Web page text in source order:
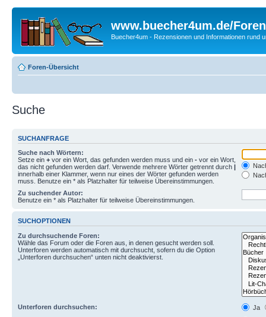
www.buecher4um.de/Foren
Buecher4um - Rezensionen und Informationen rund
Foren-Übersicht
Suche
SUCHANFRAGE
Suche nach Wörtern:
Setze ein + vor ein Wort, das gefunden werden muss und ein - vor ein Wort,
das nicht gefunden werden darf. Verwende mehrere Wörter getrennt durch |
innerhalb einer Klammer, wenn nur eines der Wörter gefunden werden
muss. Benutze ein * als Platzhalter für teilweise Übereinstimmungen.
Zu suchender Autor:
Benutze ein * als Platzhalter für teilweise Übereinstimmungen.
SUCHOPTIONEN
Zu durchsuchende Foren:
Wähle das Forum oder die Foren aus, in denen gesucht werden soll.
Unterforen werden automatisch mit durchsucht, sofern du die Option
„Unterforen durchsuchen“ unten nicht deaktivierst.
Unterforen durchsuchen:
Ja